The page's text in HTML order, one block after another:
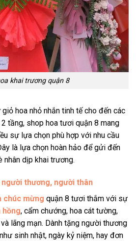
khai trương quận 8
hoa nhỏ nhắn tinh tế cho đến các
tầng, shop hoa tươi quận 8 mang
sự lựa chọn phù hợp với nhu cầu
là lựa chọn hoàn hảo để gửi đến
nhân dịp khai trương.
thương, người thân
chúc mừng quận 8 tươi thắm với sự
hồng, cẩm chướng, hoa cát tường,
lãng mạn. Dành tặng người thương
sinh nhật, ngày kỷ niệm, hay đơn